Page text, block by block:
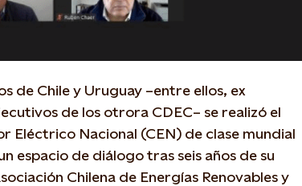
de Chile y Uruguay –entre ellos, ex
de los otrora CDEC– se realizó el
Eléctrico Nacional (CEN) de clase mundial
espacio de diálogo tras seis años de su
Chilena de Energías Renovables y